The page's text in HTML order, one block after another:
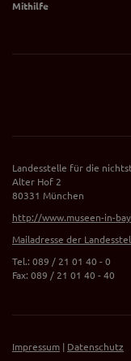
Mithilfe
Landesstelle für die
Alter Hof 2
80331 München
http://www.museen-in-
Mailadresse der
Tel.: 089 / 21 01 40 - 0
Fax: 089 / 21 01 40 - 40
Impressum Datenschutz